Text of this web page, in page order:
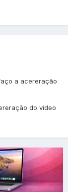
a acereração
do video